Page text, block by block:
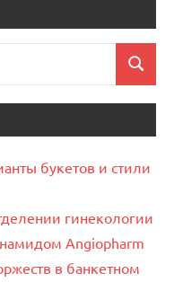
Поиск
букетов и стили
гинекологии
Angiopharm
в банкетном